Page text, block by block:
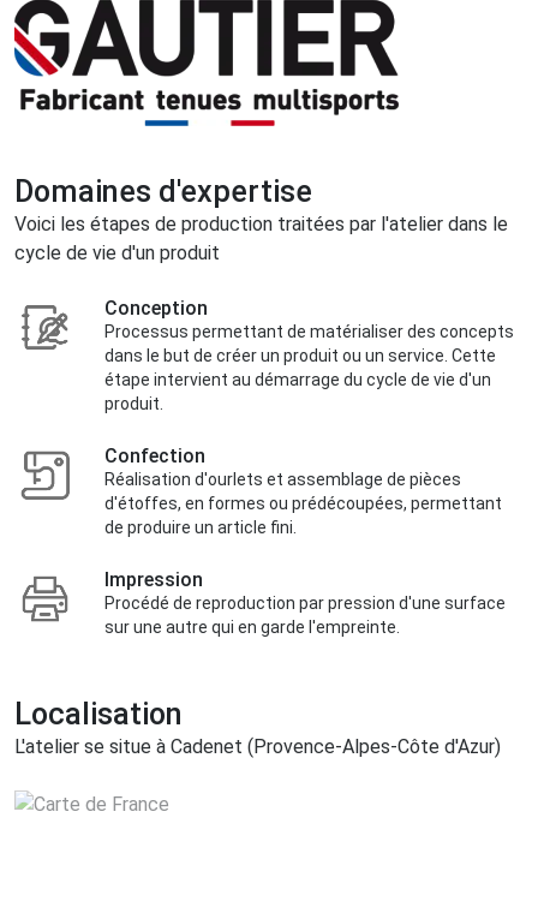
Domaines d'expertise
Voici les étapes de production traitées par l'atelier dans le
cycle de vie d'un produit
Conception
Processus permettant de matérialiser des concepts
dans le but de créer un produit ou un service. Cette
étape intervient au démarrage du cycle de vie d'un
produit.
Confection
Réalisation d'ourlets et assemblage de pièces
d'étoffes, en formes ou prédécoupées, permettant
de produire un article fini.
Impression
Procédé de reproduction par pression d'une surface
sur une autre qui en garde l'empreinte.
Localisation
L'atelier se situe à Cadenet (Provence-Alpes-Côte d'Azur)